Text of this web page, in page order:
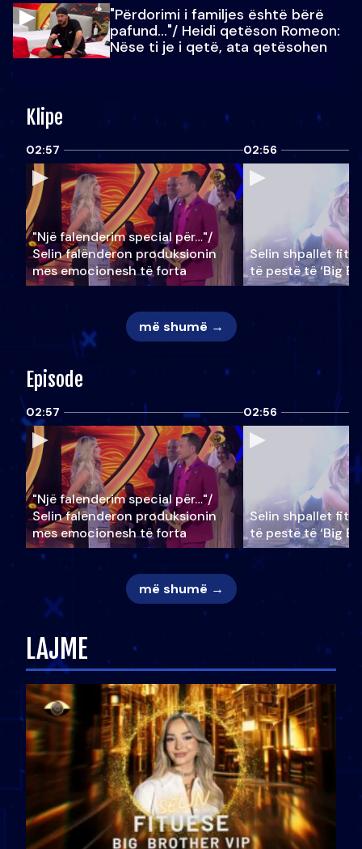
"Përdorimi i familjes është bërë
pafund…"/ Heidi qetëson Romeon:
Nëse ti je i qetë, ata qetësohen
Klipe
02:57
"Një falenderim special për…"/
Selin falënderon produksionin
mes emocionesh të forta
02:56
Selin shpallet
të pestë të ‘Big
më shumë →
Episode
02:57
"Një falenderim special për…"/
Selin falënderon produksionin
mes emocionesh të forta
02:56
Selin shpallet
të pestë të ‘Big
më shumë →
LAJME